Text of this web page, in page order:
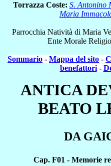
Torrazza Coste: S. Antonino
Maria
Parrocchia Natività di Maria
Ente Morale
Sommario - Mappa del sito -
benefattori-
ANTICA
BEATO
DA
Cap. F01 - Memorie